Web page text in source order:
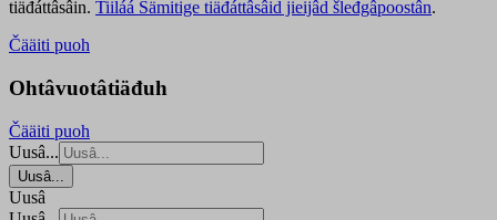
tiäđáttâsâin. Tiiláá Sämitige tiäđáttâsâid jieijâd šleđgâpoostân.
Čääiti puoh
Ohtâvuotâtiäđuh
Čääiti puoh
Uusâ...
Uusâ...
Uusâ